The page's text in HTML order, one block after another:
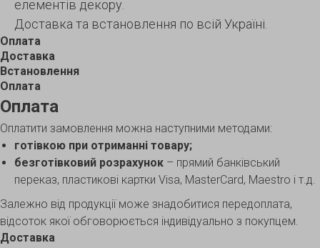
елементів декору.
Доставка та встановлення по всій Україні.
Оплата
Доставка
Встановлення
Оплата
Оплата
Оплатити замовлення можна наступними методами:
готівкою при отриманні товару;
безготівковий розрахунок – прямий банківський
переказ, пластикові картки Visa, MasterCard, Maestro і т.д.
Залежно від продукції може знадобитися передоплата,
відсоток якої обговорюється індивідуально з покупцем.
Доставка